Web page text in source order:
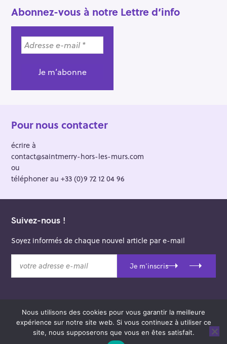
Abonnez-vous à notre Lettre d’info
Pour nous contacter
écrire à
contact@saintmerry-hors-les-murs.com
ou
téléphoner au +33 (0)9 72 12 04 96
Suivez-nous !
Soyez informés de chaque nouvel article par e-mail
t
Je m'inscris
© 2026 Saint-Merry Hors-les-Murs.
Theme: Felt byPixelgrade.
Nous utilisons des cookies pour vous garantir la meilleure
expérience sur notre site web. Si vous continuez à utiliser ce
site, nous supposerons que vous en êtes satisfait.